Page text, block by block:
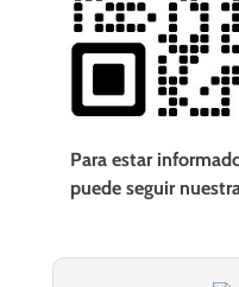
Para estar
puede seguir